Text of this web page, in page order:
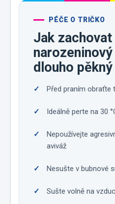
PÉČE O TRIČKO
Jak zachovat
dlouho pěkný
Před praním obraťte
Ideálně perte na 30
Nepoužívejte
aviváž
Nesušte v bubnové
Sušte volně na